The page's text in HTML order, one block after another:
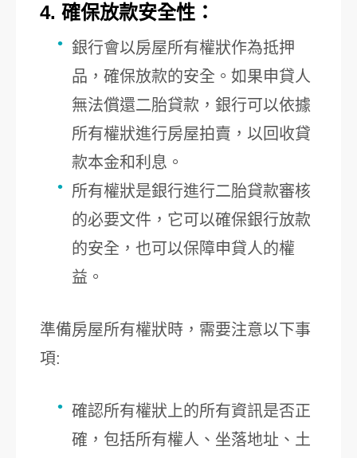
4. 確保放款安全性：
銀行會以房屋所有權狀作為抵押
品，確保放款的安全。如果申貸人
無法償還二胎貸款，銀行可以依據
所有權狀進行房屋拍賣，以回收貸
款本金和利息。
所有權狀是銀行進行二胎貸款審核
的必要文件，它可以確保銀行放款
的安全，也可以保障申貸人的權
益。
準備房屋所有權狀時，需要注意以下事
項:
確認所有權狀上的所有資訊是否正
確，包括所有權人、坐落地址、土